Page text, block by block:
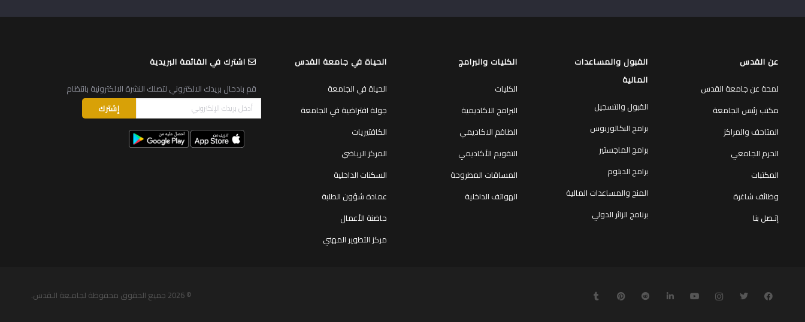
عن القدس
لمحة عن جامعة القدس
مكتب رئيس الجامعة
المتاحف والمراكز
الحرم الجامعي
المكتبات
وظائف شاغرة
إتـصل بنا
القبول والمساعدات
المالية
القبول والتسجيل
برامج البكالوريوس
برامج الماجستير
برامج الدبلوم
المنح والمساعدات المالية
برنامج الزائر الدولي
الكليات والبرامج
الكليات
البرامج الاكاديمية
الطاقم الاكاديمي
التقويم الأكاديمي
المساقات المطروحة
الهواتف الداخلية
الحياة في جامعة القدس
الحياة في الجامعة
جولة افتراضية في الجامعة
الكافتيريات
المركز الرياضي
السكنات الداخلية
عمادة شؤون الطلبة
حاضنة الأعمال
مركز التطوير المهني
اشترك في القائمة البريدية
قم بادخال بريدك الالكتروني لتصلك النشرة الالكترونية بانتظام
© 2026 جميع الحقوق محفوظة لجامـعة الـقدس.